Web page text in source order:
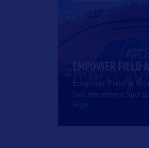
EMPOWER FIELD
Empower Field at
(anciennement
High